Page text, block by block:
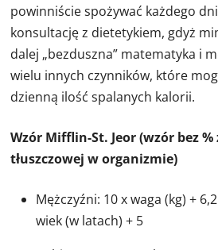
powinniście spożywać każdego
konsultację z dietetykiem, gdyż
dalej „bezduszna” matematyka i
wielu innych czynników, które
dzienną ilość spalanych kalorii.
Wzór Mifflin-St. Jeor (wzór bez
tłuszczowej w organizmie)
Mężczyźni: 10 x waga (kg) +
wiek (w latach) + 5